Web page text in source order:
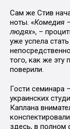
Сам же Стив
ноты. «Комедия
людях», –
уже успела
того, как же эту
поверили.
Гости семинара
украинских
Каплана
здесь, в полном